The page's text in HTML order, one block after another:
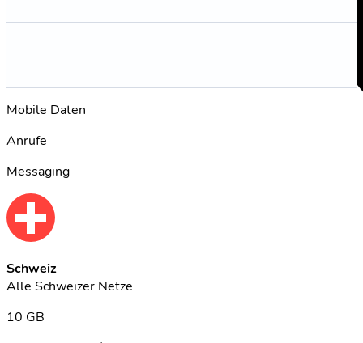
Mobile Daten
Anrufe
Messaging
Schweiz
Alle Schweizer Netze
10 GB